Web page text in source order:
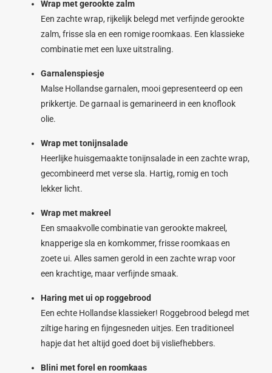
Wrap met gerookte zalm
Een zachte wrap, rijkelijk belegd met verfijnde gerookte
zalm, frisse sla en een romige roomkaas. Een klassieke
combinatie met een luxe uitstraling.
Garnalenspiesje
Malse Hollandse garnalen, mooi gepresenteerd op een
prikkertje. De garnaal is gemarineerd in een knoflook
olie.
Wrap met tonijnsalade
Heerlijke huisgemaakte tonijnsalade in een zachte wrap,
gecombineerd met verse sla. Hartig, romig en toch
lekker licht.
Wrap met makreel
Een smaakvolle combinatie van gerookte makreel,
knapperige sla en komkommer, frisse roomkaas en
zoete ui. Alles samen gerold in een zachte wrap voor
een krachtige, maar verfijnde smaak.
Haring met ui op roggebrood
Een echte Hollandse klassieker! Roggebrood belegd met
ziltige haring en fijngesneden uitjes. Een traditioneel
hapje dat het altijd goed doet bij visliefhebbers.
Blini met forel en roomkaas